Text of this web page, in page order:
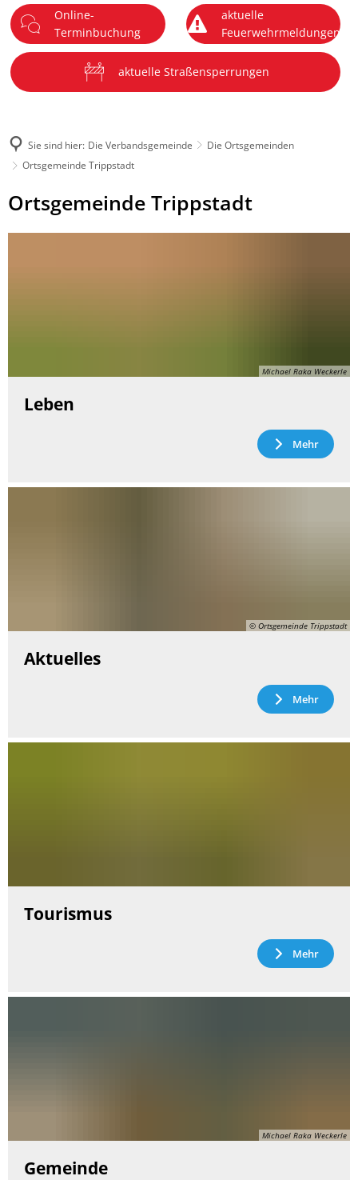
Menü
Online-
Terminbuchung
aktuelle
Feuerwehrmeldungen
aktuelle Straßensperrungen
Sie sind hier: Die Verbandsgemeinde
Die Ortsgemeinden
Ortsgemeinde Trippstadt
Ortsgemeinde
Trippstadt
Ortsgemeinde Trippstadt
Michael Raka Weckerle
Leben
Mehr
© Ortsgemeinde Trippstadt
Aktuelles
Mehr
Tourismus
Mehr
Michael Raka Weckerle
Gemeinde